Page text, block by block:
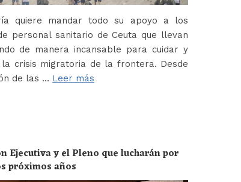
quiere mandar todo su apoyo a los
personal sanitario de Ceuta que llevan
de manera incansable para cuidar y
crisis migratoria de la frontera. Desde
de las … Leer más
Ejecutiva y el Pleno que lucharán por
próximos años